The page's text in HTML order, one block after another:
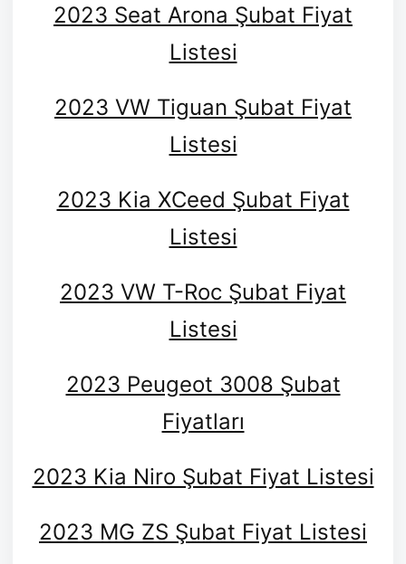
2023 Seat Arona Şubat Fiyat
Listesi
2023 VW Tiguan Şubat Fiyat
Listesi
2023 Kia XCeed Şubat Fiyat
Listesi
2023 VW T-Roc Şubat Fiyat
Listesi
2023 Peugeot 3008 Şubat
Fiyatları
2023 Kia Niro Şubat Fiyat Listesi
2023 MG ZS Şubat Fiyat Listesi